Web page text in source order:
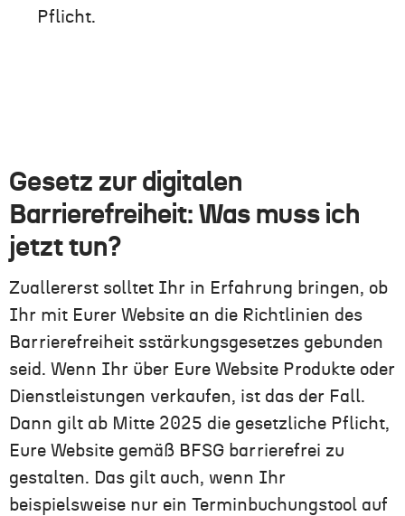
Pflicht.
Gesetz zur digitalen
Barrierefreiheit: Was muss ich
jetzt tun?
Zuallererst solltet Ihr in Erfahrung bringen, ob
Ihr mit Eurer Website an die Richtlinien des
Barrierefreiheit sstärkungsgesetzes gebunden
seid . Wenn Ihr über Eure Website Produkte oder
Dienstleistungen verkaufen, ist das der Fall.
Dann gilt ab Mitte 2025 die gesetzliche Pflicht,
Eure Website gemäß BFSG barrierefrei zu
gestalten. Das gilt auch, wenn Ihr
beispielsweise nur ein Terminbuchungstool auf